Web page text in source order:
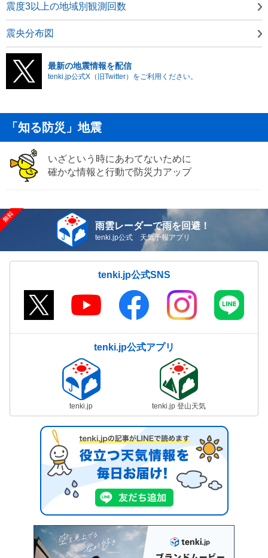
震度3以上の地域別観測回数
震央分布図
最新の地震情報を配信
tenki.jp公式X（旧Twitter）をご利用ください。
「知る防災」地震
いざという時にあわてないために
確かな情報と行動で防災力アップ
雨雲レーダーで雨を回避！
tenki.jp公式 天気予報アプリ
tenki.jp公式SNS
tenki.jp公式アプリ
tenki.jp tenki.jp 登山天気